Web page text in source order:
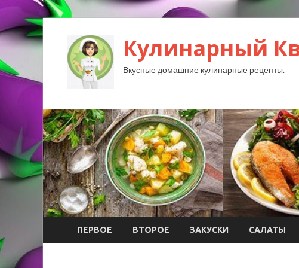
Кулинарный
Вкусные домашние кулинарные рецепты.
ПЕРВОЕ ВТОРОЕ ЗАКУСКИ САЛАТЫ